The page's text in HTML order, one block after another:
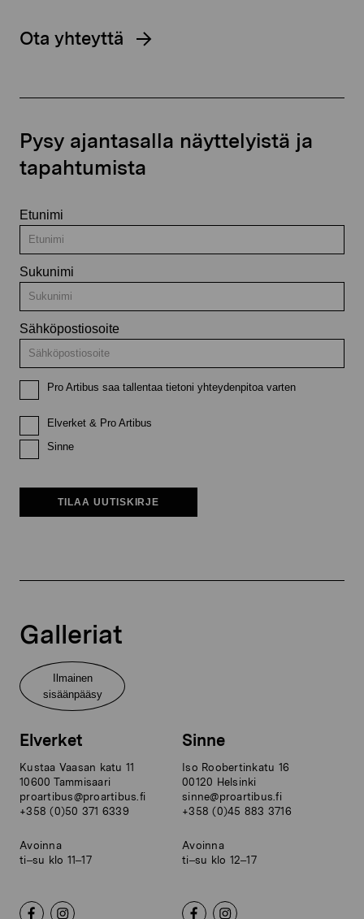
Ota yhteyttä
Pysy ajantasalla näyttelyistä ja
tapahtumista
Etunimi
Sukunimi
Sähköpostiosoite
Pro Artibus saa tallentaa tietoni yhteydenpitoa varten
Elverket & Pro Artibus
Sinne
TILAA UUTISKIRJE
Galleriat
Ilmainen
sisäänpääsy
Elverket
Kustaa Vaasan katu 11
10600 Tammisaari
proartibus@proartibus.fi
+358 (0)50 371 6339
Avoinna
ti–su klo 11–17
Sinne
Iso Roobertinkatu 16
00120 Helsinki
sinne@proartibus.fi
+358 (0)45 883 3716
Avoinna
ti–su klo 12–17